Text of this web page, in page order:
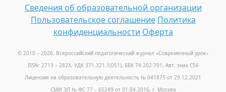
Сведения об образовательной организации
Пользовательское соглашение Политика
конфиденциальности Оферта
© 2010 – 2026, Всероссийский педагогический журнал «Современный урок»
ISSN: 2713 – 282X, УДК 371.321.1(051), ББК 74.202.701, Авт. знак С56
Лицензия на образовательную деятельность № 041875 от 29.12.2021
СМИ ЭЛ № ФС 77 – 65249 от 01.04.2016, г. Москва